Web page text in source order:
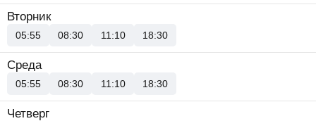
Вторник
05:55 08:30 11:10 18:30
Среда
05:55 08:30 11:10 18:30
Четверг